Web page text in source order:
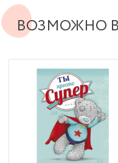
ВОЗМОЖНО